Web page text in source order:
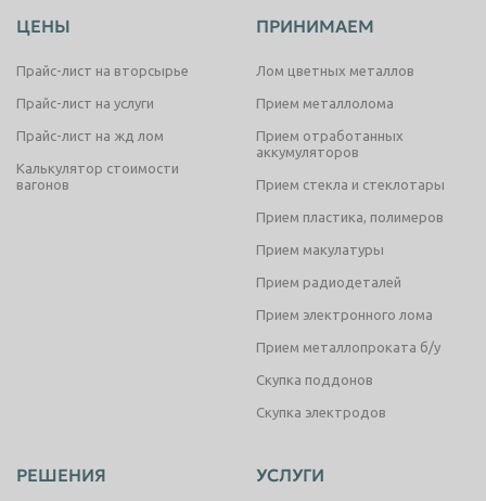
ЦЕНЫ
Прайс-лист на вторсырье
Прайс-лист на услуги
Прайс-лист на жд лом
Калькулятор стоимости
вагонов
ПРИНИМАЕМ
Лом цветных металлов
Прием металлолома
Прием отработанных
аккумуляторов
Прием стекла и стеклотары
Прием пластика, полимеров
Прием макулатуры
Прием радиодеталей
Прием электронного лома
Прием металлопроката б/у
Скупка поддонов
Скупка электродов
РЕШЕНИЯ УСЛУГИ